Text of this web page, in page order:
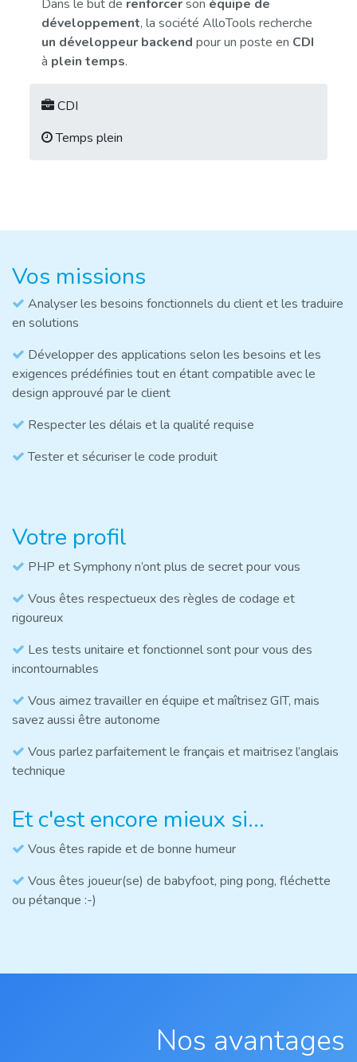
Dans le but de renforcerson équipe de
développement, la société AlloTools recherche
un développeur backendpour un poste en CDI
à plein temps.
CDI
Temps plein
Vos missions
Analyser les besoins fonctionnels du client et les traduire
en solutions
Développer des applications selon les besoins et les
exigences prédéfinies tout en étant compatible avec le
design approuvé par le client
Respecter les délais et la qualité requise
Tester et sécuriser le code produit
Votre profil
PHP et Symphony n’ont plus de secret pour vous
Vous êtes respectueux des règles de codage et
rigoureux
Les tests unitaire et fonctionnel sont pour vous des
incontournables
Vous aimez travailler en équipe et maîtrisez GIT, mais
savez aussi être autonome
Vous parlez parfaitement le français et maitrisez l’anglais
technique
Et c'est encore mieux si...
Vous êtes rapide et de bonne humeur
Vous êtes joueur(se) de babyfoot, ping pong, fléchette
ou pétanque :-)
Nos avantages